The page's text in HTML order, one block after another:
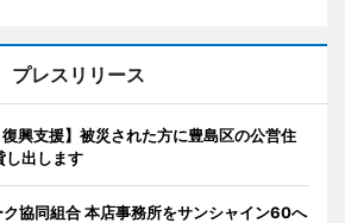
プレスリリース
復興支援】被災された方に豊島区の公営住
し出します
協同組合 本店事務所をサンシャイン60へ